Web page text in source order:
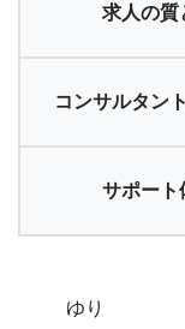
求人の質
コンサルタン
サポート
ゆり